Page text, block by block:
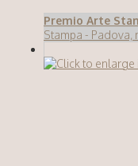
Premio Arte
Stampa - Padova,